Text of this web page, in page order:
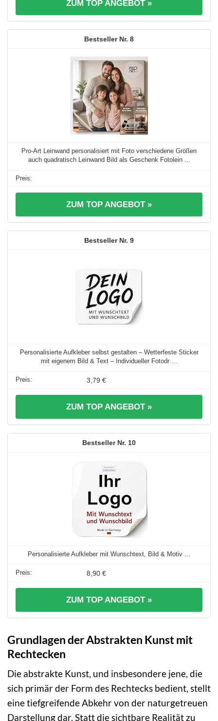
ZUM TOP ANGEBOT »
8
Pro-Art Leinwand personalisiert mit Foto verschiedene Größen
auch quadratisch Leinwand Bild als Geschenk Fotolein ...
ZUM TOP ANGEBOT »
9
Personalisierte Aufkleber selbst gestalten – Wetterfeste Sticker
mit eigenem Bild & Text – Individueller Fotodr ...
3,79 €
ZUM TOP ANGEBOT »
10
Personalisierte Aufkleber mit Wunschtext, Bild & Motiv ...
8,90 €
ZUM TOP ANGEBOT »
Grundlagen der Abstrakten Kunst mit
Rechtecken
Die abstrakte Kunst, und insbesondere jene, die
sich primär der Form des Rechtecks bedient, stellt
eine tiefgreifende Abkehr von der naturgetreuen
Darstellung dar. Statt die sichtbare Realität zu